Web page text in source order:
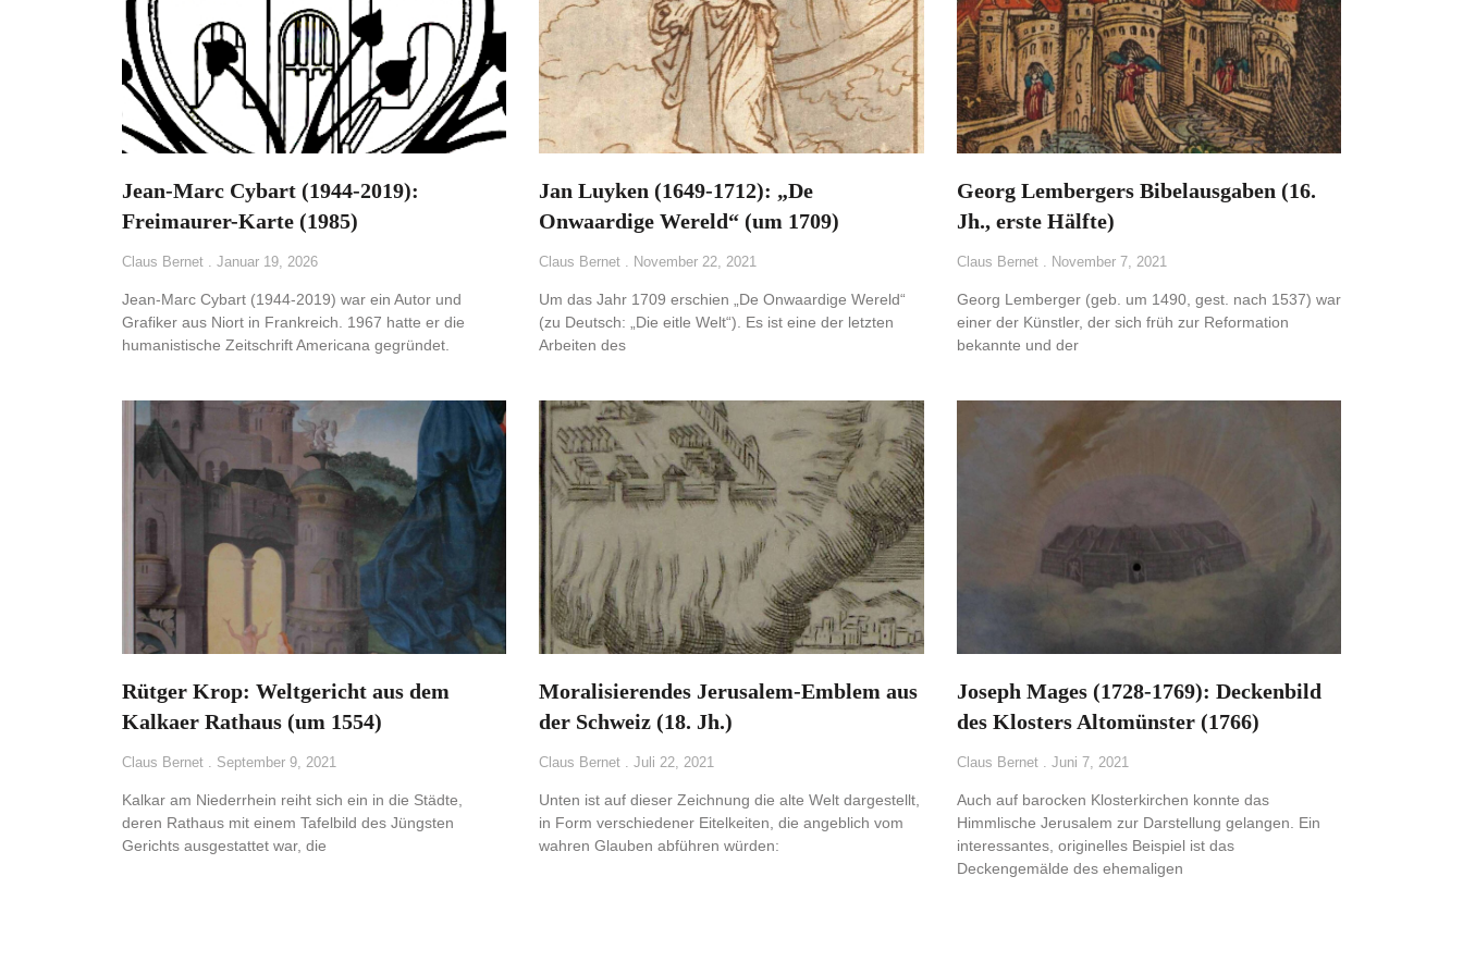
Jean-Marc Cybart (1944-2019):
Freimaurer-Karte (1985)
Claus Bernet Januar 19, 2026
Jean-Marc Cybart (1944-2019) war ein Autor und
Grafiker aus Niort in Frankreich. 1967 hatte er die
humanistische Zeitschrift Americana gegründet.
Jan Luyken (1649-1712): „De
Onwaardige Wereld“ (um 1709)
Claus Bernet November 22, 2021
Um das Jahr 1709 erschien „De Onwaardige Wereld“
(zu Deutsch: „Die eitle Welt“). Es ist eine der letzten
Arbeiten des
Georg Lembergers Bibelausgaben (16.
Jh., erste Hälfte)
Claus Bernet November 7, 2021
Georg Lemberger (geb. um 1490, gest. nach 1537) war
einer der Künstler, der sich früh zur Reformation
bekannte und der
Rütger Krop: Weltgericht aus dem
Kalkaer Rathaus (um 1554)
Claus Bernet September 9, 2021
Kalkar am Niederrhein reiht sich ein in die Städte,
deren Rathaus mit einem Tafelbild des Jüngsten
Gerichts ausgestattet war, die
Moralisierendes Jerusalem-Emblem aus
der Schweiz (18. Jh.)
Claus Bernet Juli 22, 2021
Unten ist auf dieser Zeichnung die alte Welt dargestellt,
in Form verschiedener Eitelkeiten, die angeblich vom
wahren Glauben abführen würden:
Joseph Mages (1728-1769): Deckenbild
des Klosters Altomünster (1766)
Claus Bernet Juni 7, 2021
Auch auf barocken Klosterkirchen konnte das
Himmlische Jerusalem zur Darstellung gelangen. Ein
interessantes, originelles Beispiel ist das
Deckengemälde des ehemaligen